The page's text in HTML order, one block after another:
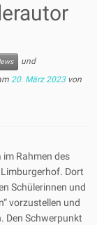
und
20. März 2023 von
Rahmen des
Dort
Schülerinnen und
vorzustellen und
Den Schwerpunkt